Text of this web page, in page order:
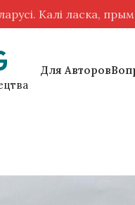
Для Авторов
Калі ласка,